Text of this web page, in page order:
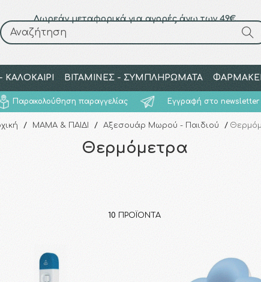
Δωρεάν μεταφορικά για αγορές άνω των 49€
Αναζήτηση
ΒΙΤΑΜΙΝΕΣ - ΣΥΜΠΛΗΡΩΜΑΤΑ
Παρακολούθηση παραγγελίας Εγγραφή στο newsletter
Αναζήτηση
/ ΜΑΜΑ & ΠΑΙΔΙ / Αξεσουάρ Μωρού - Παιδιού /
Θερμόμετρα
10 ΠΡΟΪΌΝΤΑ